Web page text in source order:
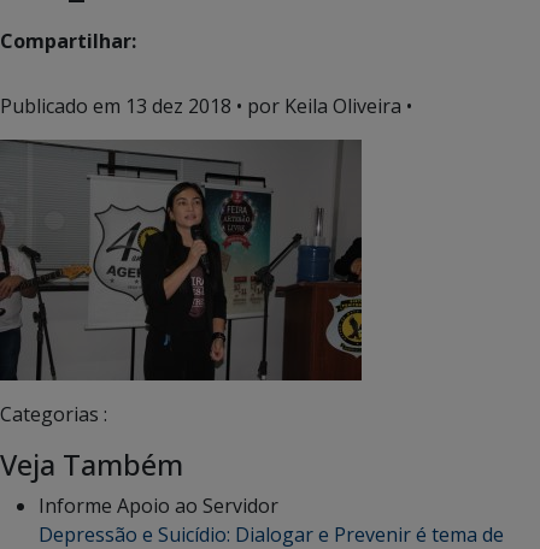
Compartilhar:
Publicado em 13 dez 2018 • por Keila Oliveira •
Categorias :
Veja Também
Informe Apoio ao Servidor
Depressão e Suicídio: Dialogar e Prevenir é tema de